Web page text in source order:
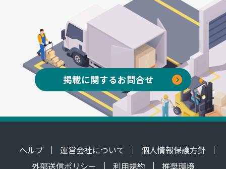
掲載に関するお問合せ
ヘルプ 運営会社について
個人情報保護方針
外部送信ポリシー
利用規約 推奨環境